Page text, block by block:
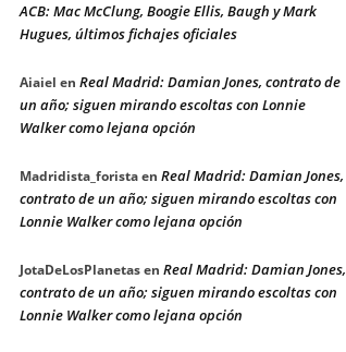
ACB: Mac McClung, Boogie Ellis, Baugh y Mark
Hugues, últimos fichajes oficiales
Aiaiel en Real Madrid: Damian Jones, contrato de
un año; siguen mirando escoltas con Lonnie
Walker como lejana opción
Madridista_foristaen Real Madrid: Damian Jones,
contrato de un año; siguen mirando escoltas con
Lonnie Walker como lejana opción
JotaDeLosPlanetasen Real Madrid: Damian Jones,
contrato de un año; siguen mirando escoltas con
Lonnie Walker como lejana opción